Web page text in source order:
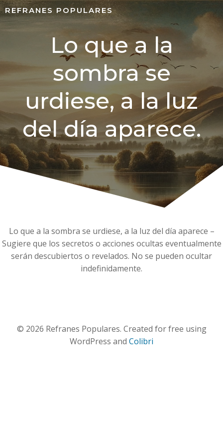
REFRANES POPULARES
Lo que a la
sombra se
urdiese, a la luz
del día aparece.
Lo que a la sombra se urdiese, a la luz del día aparece –
Sugiere que los secretos o acciones ocultas eventualmente
serán descubiertos o revelados. No se pueden ocultar
indefinidamente.
© 2026 Refranes Populares. Created for free using
WordPress and Colibri